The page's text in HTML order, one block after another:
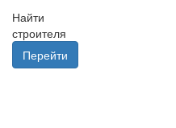
Найти
строителя
Перейти